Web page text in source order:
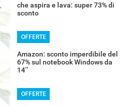
che aspira e lava: super 73% di
sconto
OFFERTE
Amazon: sconto imperdibile del
67% sul notebook Windows da
14’’
OFFERTE